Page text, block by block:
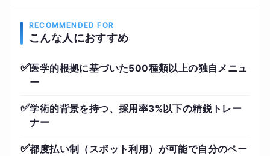
RECOMMENDED FOR
こんな人におすすめ
✅医学的根拠に基づいた500種類以上の独自メニュ
ー
✅学術的背景を持つ、採用率3%以下の精鋭トレー
ナー
✅都度払い制（スポット利用）が可能で自分のペー